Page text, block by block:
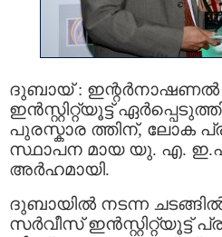
ദുബായ് : ഇന്റർനാഷണൽ
ഇൻസ്റ്റിറ്റ്യൂട്ട്
പുരസ്കാര ത്തിന്, ലോക
സ്ഥാപന മായ യു. എ.
അർഹമായി.
ദുബായിൽ നടന്ന
സർവീസ് ഇൻസ്റ്റിറ്റ്യൂട്ട്